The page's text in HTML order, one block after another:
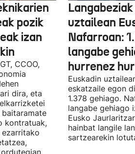
pozik
izan
CCOO,
dira, eta
kontratuak,
ezarritako
uztailean
Nafarroan:
langabe
hurrenez
Euskadin
eskatzaile egon
1.378 gehiago.
langabe gehiago
Eusko
hainbat langile
sartzearekin